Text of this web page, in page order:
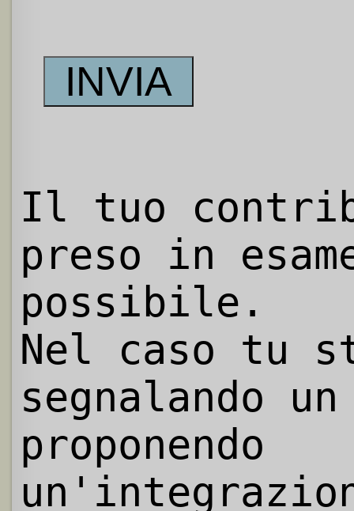
Il tuo
preso in
possibile.
Nel caso tu
segnalando
proponendo